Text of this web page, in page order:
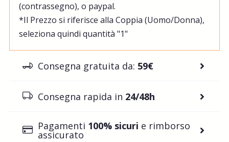
(contrassegno), o paypal.
*Il Prezzo si riferisce alla Coppia (Uomo/Donna),
seleziona quindi quantità "1"
Consegna gratuita da: 59€
Consegna rapida in 24/48h
Pagamenti 100% sicuri e rimborso
assicurato